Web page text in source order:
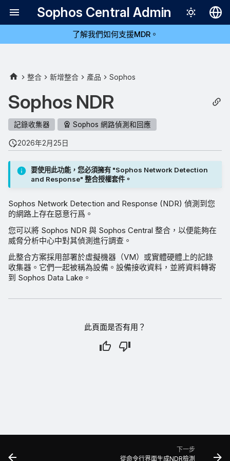
Sophos Central Admin
한국어
Português
中文（繁體）
了解我們如何支援MDR。
整合 新增整合 產品 Sophos
Sophos NDR
記錄收集器 Sophos 網路偵測和回應
2026年2月25日
要使用此功能，您必須擁有 "Sophos Network Detection
and Response" 整合授權套件。
Sophos Network Detection and Response (NDR) 偵測到您
的網路上存在惡意行爲。
您可以將 Sophos NDR 與 Sophos Central 整合，以便能夠在
威脅分析中心中對其偵測進行調查。
此整合方案採用部署於虛擬機器（VM）或實體硬體上的記錄
收集器。它們一起被稱為設備。設備接收資料，並將資料轉寄
到 Sophos Data Lake。
此頁面是否有用？
下一步
從命令行界面生成NDR檢測